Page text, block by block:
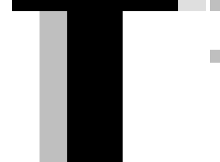
ταξινομήσεις ηλεκτρικών και plug-in